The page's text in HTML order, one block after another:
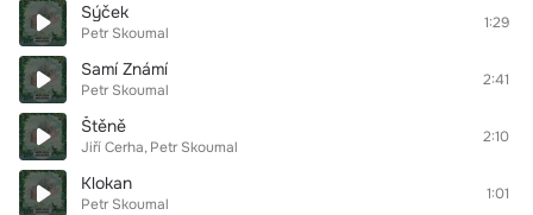
Sýček
Petr Skoumal
1:29
Samí Známí
Petr Skoumal
2:41
Štěně
Jiří Cerha Petr Skoumal
2:10
Klokan
Petr Skoumal
1:01